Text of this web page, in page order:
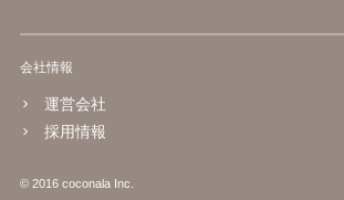
会社情報
運営会社
採用情報
© 2016 coconala Inc.